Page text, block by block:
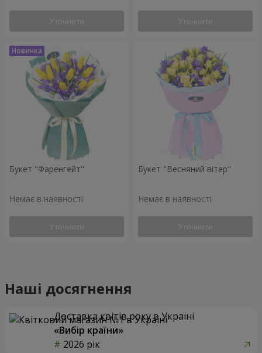
Уточнити Уточнити
Букет "Фаренгейт"
Немає в наявності
Уточнити
Букет "Весняний вітер"
Немає в наявності
Уточнити
Наші досягнення
Доставка квітів року в Україні
«Вибір країни»
2026 рік